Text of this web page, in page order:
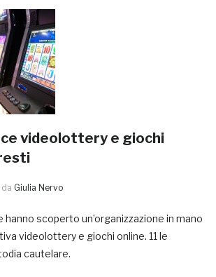
videolottery e giochi
da Giulia Nervo
hanno scoperto un’organizzazione in mano
videolottery e giochi online. 11 le
cautelare.